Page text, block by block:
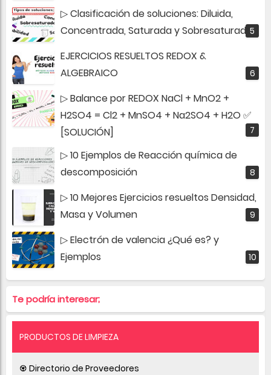
▷ Clasificación de soluciones: Diluida,
Concentrada, Saturada y Sobresaturada
EJERCICIOS RESUELTOS REDOX &
ALGEBRAICO
▷ Balance por REDOX NaCl + MnO2 +
H2SO4 = Cl2 + MnSO4 + Na2SO4 + H2O ✅
[SOLUCIÓN]
▷ 10 Ejemplos de Reacción química de
descomposición
▷ 10 Mejores Ejercicios resueltos Densidad,
Masa y Volumen
▷ Electrón de valencia ¿Qué es? y
Ejemplos
Te podría interesar;
PRODUCTOS DE LIMPIEZA
♼ Directorio de Proveedores